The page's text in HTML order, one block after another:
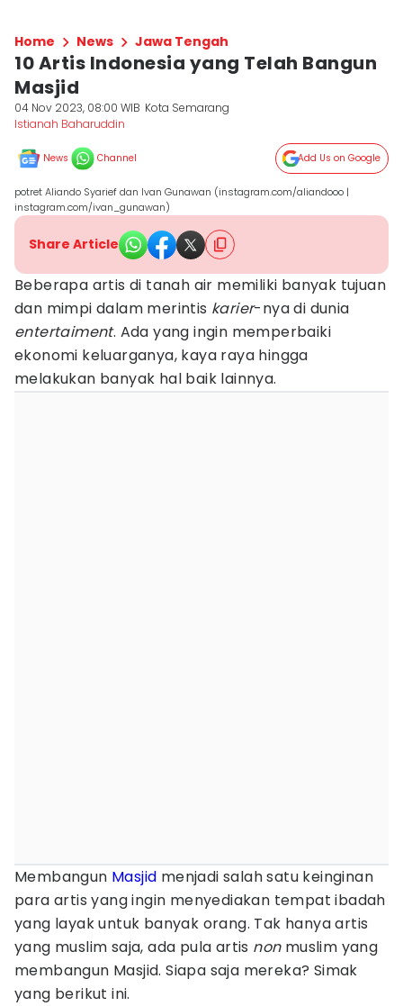
Home News Jawa Tengah
10 Artis Indonesia yang Telah Bangun
Masjid
04 Nov 2023, 08:00 WIB Kota Semarang
Istianah Baharuddin
News Channel Add Us on Google
potret Aliando Syarief dan Ivan Gunawan (instagram.com/aliandooo |
instagram.com/ivan_gunawan)
Share Article
Beberapa artis di tanah air memiliki banyak tujuan
dan mimpi dalam merintis karier-nya di dunia
entertaiment. Ada yang ingin memperbaiki
ekonomi keluarganya, kaya raya hingga
melakukan banyak hal baik lainnya.
Membangun Masjid menjadi salah satu keinginan
para artis yang ingin menyediakan tempat ibadah
yang layak untuk banyak orang. Tak hanya artis
yang muslim saja, ada pula artis nonmuslim yang
membangun Masjid. Siapa saja mereka? Simak
yang berikut ini.